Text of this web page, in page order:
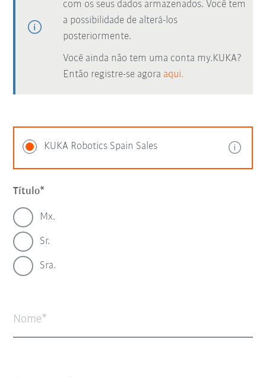
com os seus dados armazenados. Você tem
a possibilidade de alterá-los
posteriormente.
Você ainda não tem uma conta my.KUKA?
Então registre-se agora aqui.
KUKA Robotics Spain Sales
Título
Mx.
Sr.
Sra.
Nome